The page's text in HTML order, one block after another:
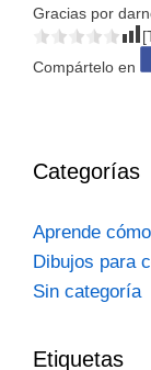
Gracias por
Compártelo en
Categorías
Aprende
Dibujos para
Sin categoría
Etiquetas